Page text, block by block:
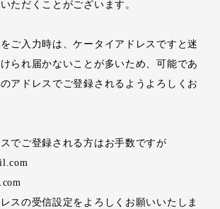
ただくことがございます。
ご入力時は、ケータイアドレスですと迷
られ届かないことが多いため、可能であ
アドレスでご登録されるようよろしくお
でご登録される方はお手数ですが
スの受信設定をよろしくお願いいたしま